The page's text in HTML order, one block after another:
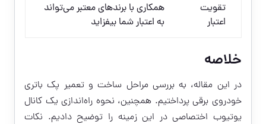
تقویت
اعتبار
همکاری با برندهای معتبر می‌تواند
به اعتبار شما بیفزاید
خلاصه
در این مقاله، به بررسی مراحل ساخت و تعمیر پک باتری
خودروی برقی پرداختیم. همچنین، نحوه راه‌اندازی یک کانال
یوتیوب اختصاصی در این زمینه را توضیح دادیم. نکات